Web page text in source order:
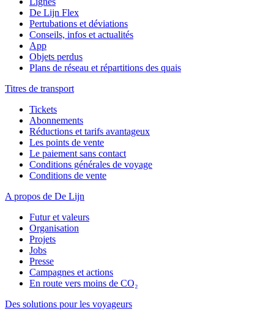
De Lijn Flex
Pertubations et déviations
Conseils, infos et actualités
App
Objets perdus
Plans de réseau et répartitions des quais
Titres de transport
Tickets
Abonnements
Réductions et tarifs avantageux
Les points de vente
Le paiement sans contact
Conditions générales de voyage
Conditions de vente
A propos de De Lijn
Futur et valeurs
Organisation
Projets
Jobs
Presse
Campagnes et actions
En route vers moins de CO₂
Des solutions pour les voyageurs